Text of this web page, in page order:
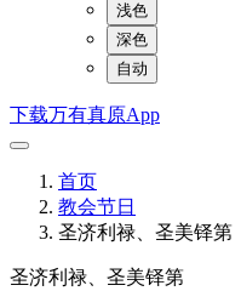
浅色
深色
自动
下载万有真原App
首页
教会节日
圣济利禄、圣美铎第
圣济利禄、圣美铎第